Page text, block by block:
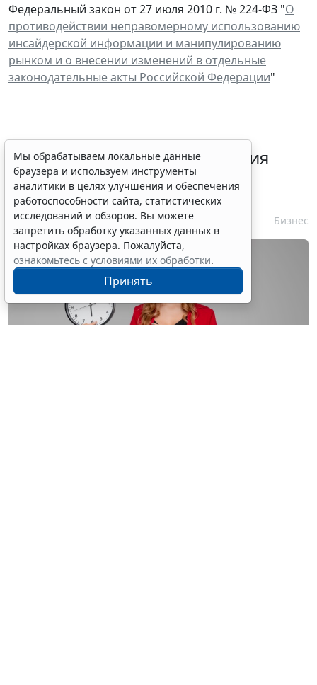
Федеральный закон от 27 июля 2010 г. № 224-ФЗ "О
противодействии неправомерному использованию
инсайдерской информации и манипулированию
рынком и о внесении изменений в отдельные
законодательные акты Российской Федерации"
Срок согласования заключения
контракта с единственным
контрагентом сократили
7 августа 2026 16:55 Бизнес
Мы обрабатываем локальные данные
браузера и используем инструменты
аналитики в целях улучшения и обеспечения
работоспособности сайта, статистических
исследований и обзоров. Вы можете
запретить обработку указанных данных в
настройках браузера. Пожалуйста,
ознакомьтесь с условиями их обработки.
Принять